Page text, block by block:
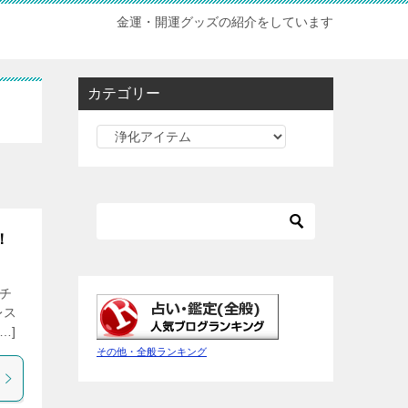
金運・開運グッズの紹介をしています
カテゴリー
その他・全般ランキング